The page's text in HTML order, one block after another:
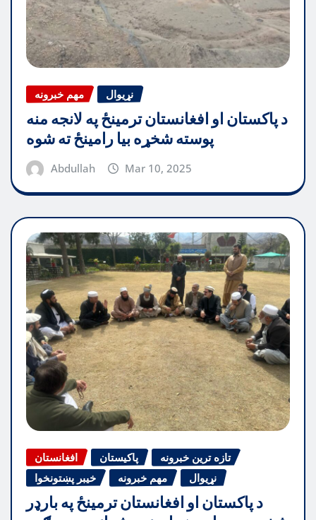
مهم خبرونه نړیوال
د پاکستان او افغانستان ترمینځ په لانجه منه
پوسته شخړه بیا رامینځ ته شوه
Abdullah Mar 10, 2025
افغانستان پاکیستان
تازه ترین خبرونه
خیبر پښتونخوا
مهم خبرونه نړیوال
د پاکستان او افغانستان ترمینځ په بارډر